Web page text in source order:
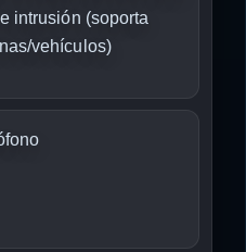
intrusión (soporta
vehículos)